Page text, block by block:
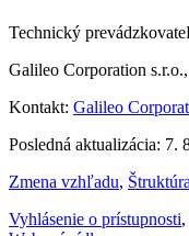
Technický
Galileo Corporation
Kontakt: Galileo
Posledná aktualizácia: 7.
Zmena vzhľadu,
Vyhlásenie o prístupnosti,